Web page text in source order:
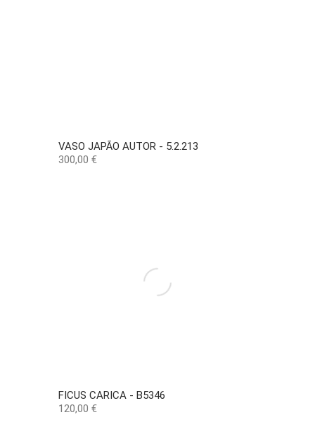
VASO JAPÃO AUTOR - 5.2.213
Precio
300,00 €
FICUS CARICA - B5346
Precio
120,00 €